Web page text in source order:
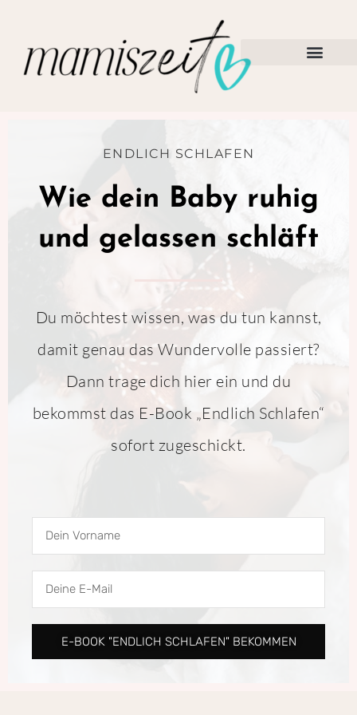
springen
ENDLICH SCHLAFEN
Wie dein Baby ruhig
und gelassen schläft
Du möchtest wissen, was du tun kannst,
damit genau das Wundervolle passiert?
Dann trage dich hier ein und du
bekommst das E-Book „Endlich Schlafen“
sofort zugeschickt.
i
m
i
E-BOOK "ENDLICH SCHLAFEN" BEKOMMEN